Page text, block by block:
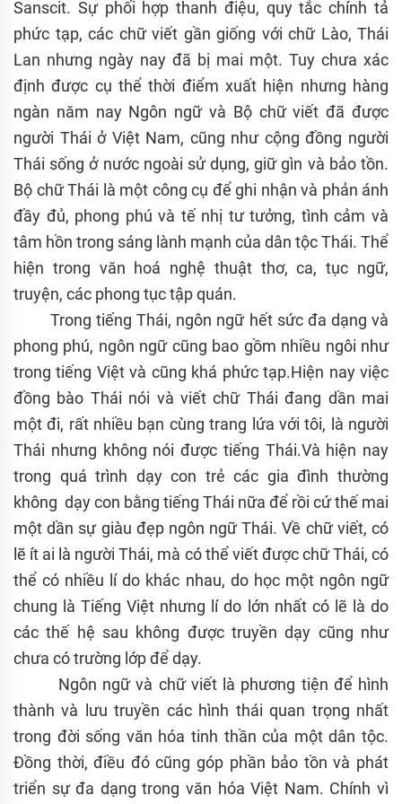
Sanscit. Sự phối hợp thanh điệu, quy tắc chính tả
phức tạp, các chữ viết gần giống với chữ Lào, Thái
Lan nhưng ngày nay đã bị mai một. Tuy chưa xác
định được cụ thể thời điểm xuất hiện nhưng hàng
ngàn năm nay Ngôn ngữ và Bộ chữ viết đã được
người Thái ở Việt Nam, cũng như cộng đồng người
Thái sống ở nước ngoài sử dụng, giữ gìn và bảo tồn.
Bộ chữ Thái là một công cụ để ghi nhận và phản ánh
đầy đủ, phong phú và tế nhị tư tưởng, tình cảm và
tâm hồn trong sáng lành mạnh của dân tộc Thái. Thể
hiện trong văn hoá nghệ thuật thơ, ca, tục ngữ,
truyện, các phong tục tập quán.
Trong tiếng Thái, ngôn ngữ hết sức đa dạng và
phong phú, ngôn ngữ cũng bao gồm nhiều ngôi như
trong tiếng Việt và cũng khá phức tạp.Hiện nay việc
đồng bào Thái nói và viết chữ Thái đang dần mai
một đi, rất nhiều bạn cùng trang lứa với tôi, là người
Thái nhưng không nói được tiếng Thái.Và hiện nay
trong quá trình dạy con trẻ các gia đình thường
không dạy con bằng tiếng Thái nữa để rồi cứ thế mai
một dần sự giàu đẹp ngôn ngữ Thái. Về chữ viết, có
lẽ ít ai là người Thái, mà có thể viết được chữ Thái, có
thể có nhiều lí do khác nhau, do học một ngôn ngữ
chung là Tiếng Việt nhưng lí do lớn nhất có lẽ là do
các thế hệ sau không được truyền dạy cũng như
chưa có trường lớp để dạy.
Ngôn ngữ và chữ viết là phương tiện để hình
thành và lưu truyền các hình thái quan trọng nhất
trong đời sống văn hóa tinh thần của một dân tộc.
Đồng thời, điều đó cũng góp phần bảo tồn và phát
triển sự đa dạng trong văn hóa Việt Nam. Chính vì